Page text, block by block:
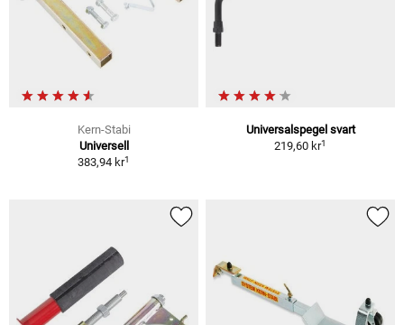
Kern-Stabi
Universell
383,94 kr1
Universalspegel svart
219,60 kr1